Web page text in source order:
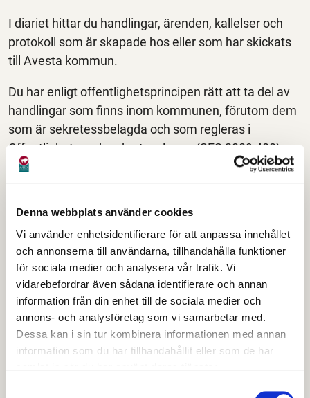
Denna webbplats använder cookies
Vi använder enhetsidentifierare för att anpassa innehållet
och annonserna till användarna, tillhandahålla funktioner
för sociala medier och analysera vår trafik. Vi
vidarebefordrar även sådana identifierare och annan
information från din enhet till de sociala medier och
annons- och analysföretag som vi samarbetar med.
Dessa kan i sin tur kombinera informationen med annan
information som du har tillhandahållit eller som de har
I diariet hittar du handlingar, ärenden, kallelser och
protokoll som är skapade hos eller som har skickats
till Avesta kommun.
Du har enligt offentlighetsprincipen rätt att ta del av
handlingar som finns inom kommunen, förutom dem
som är sekretessbelagda och som regleras i
Offentlighets- och sekretesslagen (SFS 2009:400)
eller innehåller personuppgifter som enligt
personuppgiftslagen inte kan visas.
Det här gör diariet
I den registraturen sorteras inkommande post. Den
registrator som ansvarar för respektive styrelse/
förvaltning svarar för att posten öppnas, bedöms och
ankomststämplas. Registratorerna kan registrera och
svara på frågor som rör den egna
styrelsen/förvaltningen.